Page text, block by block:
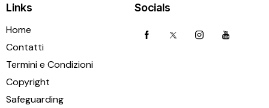
Links
Home
Contatti
Termini e Condizioni
Copyright
Safeguarding
Socials